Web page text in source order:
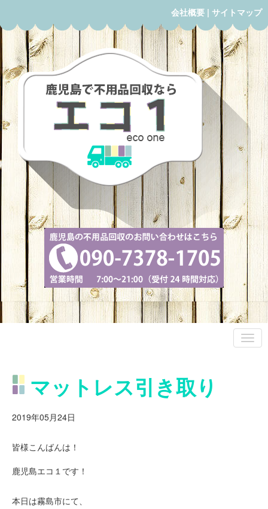
会社概要 | サイトマップ
マットレス引き取り
2019年05月24日
皆様こんばんは！
鹿児島エコ１です！
本日は霧島市にて、